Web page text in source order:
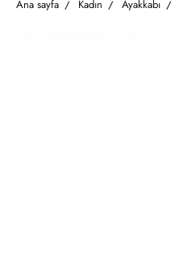
Ana sayfa Kadın Ayakkabı